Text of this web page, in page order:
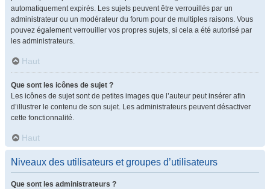
automatiquement expirés. Les sujets peuvent être verrouillés par un
administrateur ou un modérateur du forum pour de multiples raisons. Vous
pouvez également verrouiller vos propres sujets, si cela a été autorisé par
les administrateurs.
Haut
Que sont les icônes de sujet ?
Les icônes de sujet sont de petites images que l’auteur peut insérer afin
d’illustrer le contenu de son sujet. Les administrateurs peuvent désactiver
cette fonctionnalité.
Haut
Niveaux des utilisateurs et groupes d’utilisateurs
Que sont les administrateurs ?